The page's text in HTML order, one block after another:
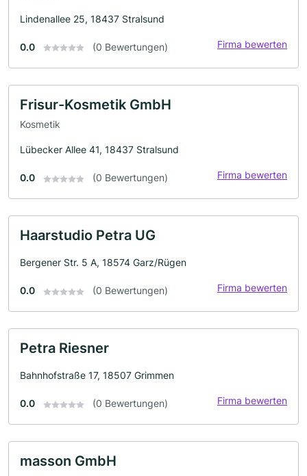
Lindenallee 25, 18437 Stralsund
0.0 (0 Bewertungen) Firma bewerten
Frisur-Kosmetik GmbH
Kosmetik
Lübecker Allee 41, 18437 Stralsund
0.0 (0 Bewertungen) Firma bewerten
Haarstudio Petra UG
Bergener Str. 5 A, 18574 Garz/Rügen
0.0 (0 Bewertungen) Firma bewerten
Petra Riesner
Bahnhofstraße 17, 18507 Grimmen
0.0 (0 Bewertungen) Firma bewerten
masson GmbH